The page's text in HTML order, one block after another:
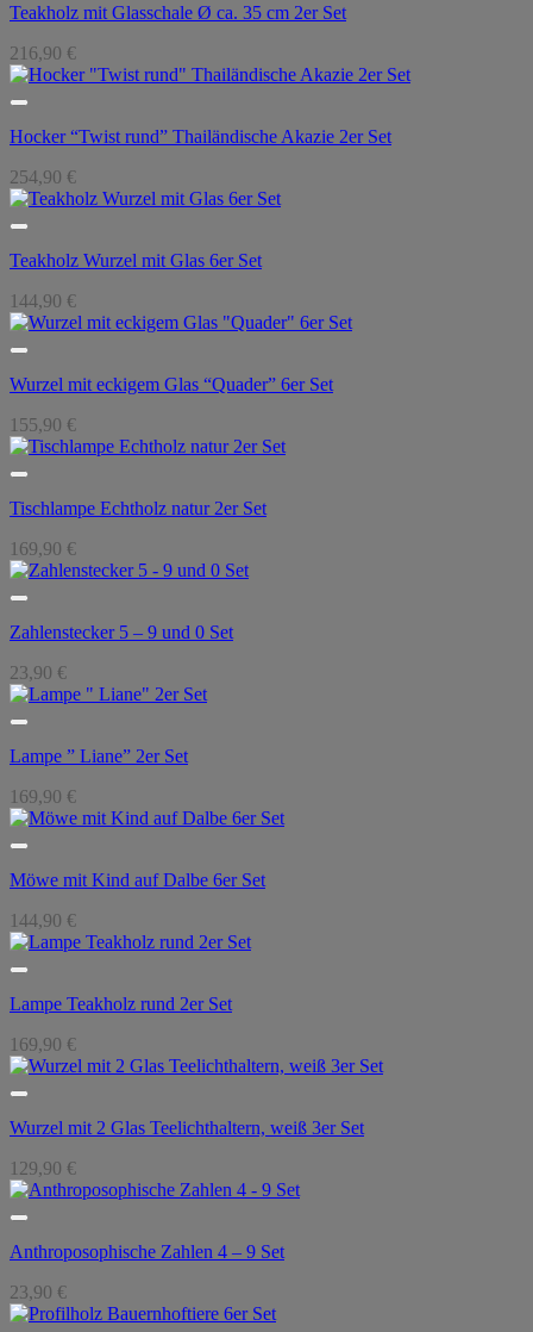
Teakholz mit Glasschale Ø ca. 35 cm 2er Set
216,90 €
Hocker “Twist rund” Thailändische Akazie 2er Set
254,90 €
Teakholz Wurzel mit Glas 6er Set
144,90 €
Wurzel mit eckigem Glas “Quader” 6er Set
155,90 €
Tischlampe Echtholz natur 2er Set
169,90 €
Zahlenstecker 5 – 9 und 0 Set
23,90 €
Lampe ” Liane” 2er Set
169,90 €
Möwe mit Kind auf Dalbe 6er Set
144,90 €
Lampe Teakholz rund 2er Set
169,90 €
Wurzel mit 2 Glas Teelichthaltern, weiß 3er Set
129,90 €
Anthroposophische Zahlen 4 – 9 Set
23,90 €